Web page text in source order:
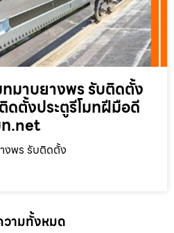
ทมาบยางพร รับติดตั้ง
ดตั้งประตูรีโมทฝีมือดี
ท.net
งพร รับติดตั้ง
ามทั้งหมด